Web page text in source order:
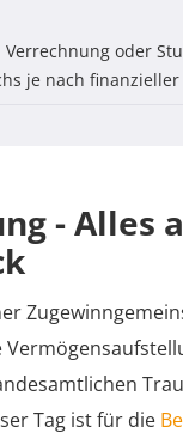
Verrechnung oder
je nach finanzieller
- Alles
Tag ist für die